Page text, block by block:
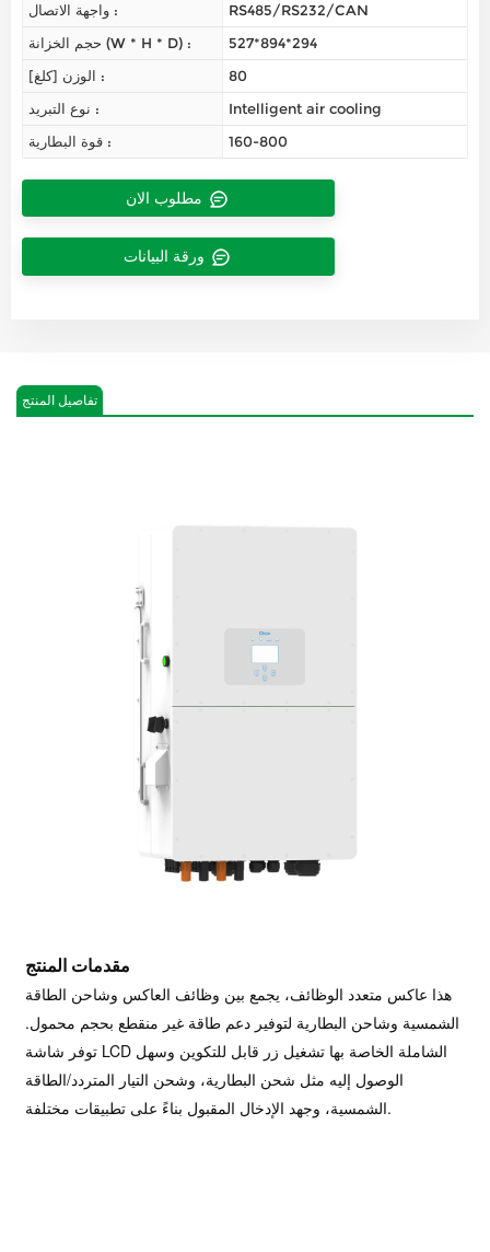
واجهة الاتصال :
RS485/RS232/CAN
حجم الخزانة (W * H * D) :
527*894*294
الوزن [كلغ] :
80
نوع التبريد :
Intelligent air cooling
قوة البطارية :
160-800
تفاصيل المنتج
مقدمات المنتج
هذا عاكس متعدد الوظائف، يجمع بين وظائف العاكس وشاحن الطاقة
الشمسية وشاحن البطارية لتوفير دعم طاقة غير منقطع بحجم محمول.
توفر شاشة LCD الشاملة الخاصة بها تشغيل زر قابل للتكوين وسهل
الوصول إليه مثل شحن البطارية، وشحن التيار المتردد/الطاقة
الشمسية، وجهد الإدخال المقبول بناءً على تطبيقات مختلفة.